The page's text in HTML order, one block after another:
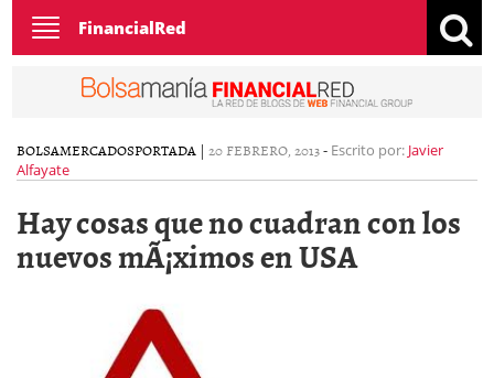
Toggle
navigation
FinancialRed
BOLSAMERCADOSPORTADA | 20 FEBRERO, 2013- Escrito por: Javier
Alfayate
Hay cosas que no cuadran con los
nuevos mÃ¡ximos en USA